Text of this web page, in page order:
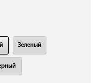
Зеленый